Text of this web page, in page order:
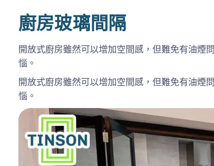
廚房玻璃間隔
開放式廚房雖然可以增加空間感，但難免有油煙
惱。
開放式廚房雖然可以增加空間感，但難免有油煙
惱。